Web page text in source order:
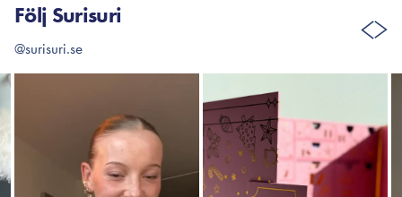
Följ Surisuri
@surisuri.se